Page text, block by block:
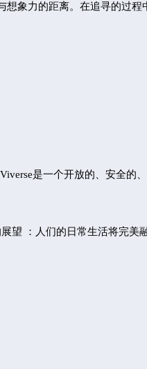
想象力的距离。在追寻的过
Viverse是一个开放的、安全的
望 ：人们的日常生活将完美